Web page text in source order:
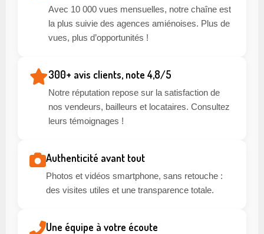
Avec 10 000 vues mensuelles, notre chaîne est
la plus suivie des agences amiénoises. Plus de
vues, plus d’opportunités !
300+ avis clients, note 4,8/5
Notre réputation repose sur la satisfaction de
nos vendeurs, bailleurs et locataires. Consultez
leurs témoignages !
Authenticité avant tout
Photos et vidéos smartphone, sans retouche :
des visites utiles et une transparence totale.
Une équipe à votre écoute